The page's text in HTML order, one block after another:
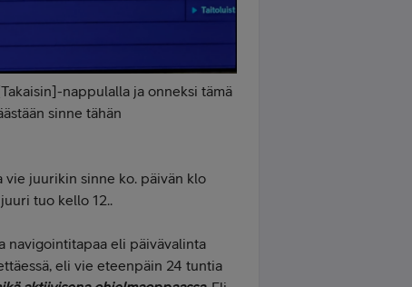
nappulalla ja onneksi tämä
sinne tähän
vie juurikin sinne ko. päivän klo
tuo kello 12..
navigointitapaa eli päivävalinta
eli vie eteenpäin 24 tuntia